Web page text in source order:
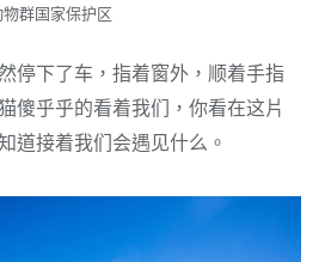
物群国家保护区
停下了车，指着窗外，顺着手指
傻乎乎的看着我们，你看在这片
道接着我们会遇见什么。